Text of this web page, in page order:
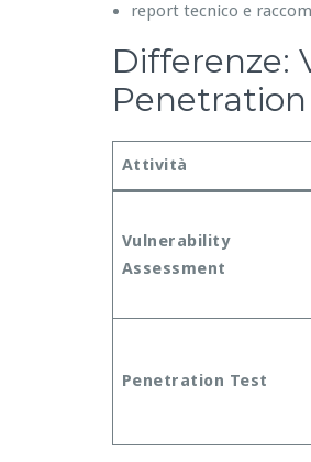
report tecnico e
Differenze:
Penetration
Attività
Vulnerability
Assessment
Penetration Test